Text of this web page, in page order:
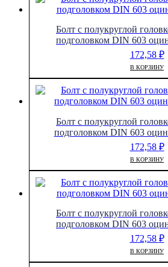
Болт с полукруглой
подголовком DIN 603
172,58 ₽
В КОРЗИНУ
Болт с полукруглой
подголовком DIN 603
172,58 ₽
В КОРЗИНУ
Болт с полукруглой
подголовком DIN 603
172,58 ₽
В КОРЗИНУ